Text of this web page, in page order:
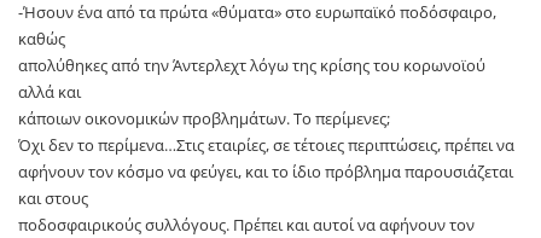
-Ήσουν ένα από τα πρώτα «θύματα» στο ευρωπαϊκό ποδόσφαιρο,
καθώς
απολύθηκες από την Άντερλεχτ λόγω της κρίσης του κορωνοϊού
αλλά και
κάποιων οικονομικών προβλημάτων. Το περίμενες;
Όχι δεν το περίμενα…Στις εταιρίες, σε τέτοιες περιπτώσεις, πρέπει να
αφήνουν τον κόσμο να φεύγει, και το ίδιο πρόβλημα παρουσιάζεται
και στους
ποδοσφαιρικούς συλλόγους. Πρέπει και αυτοί να αφήνουν τον